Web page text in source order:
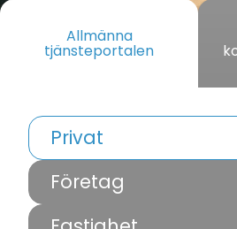
Allmänna
tjänsteportalen
Privat
Företag